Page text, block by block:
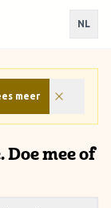
NL
meer
Doe mee of